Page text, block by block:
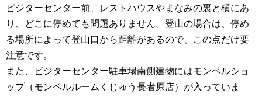
ビジターセンター前、レストハウスやまなみの裏と横にあ
り、どこに停めても問題ありません。登山の場合は、停め
る場所によって登山口から距離があるので、この点だけ要
注意です。
また、ビジターセンター駐車場南側建物にはモンベルショ
ップ（モンベルルームくじゅう長者原店） が入っていま